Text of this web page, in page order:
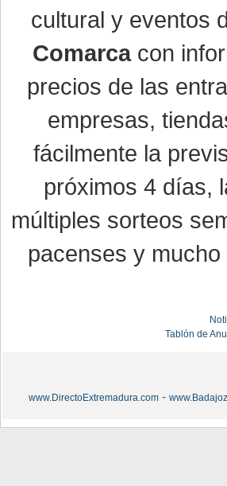
cultural y eventos
Comarcacon
precios de las
empresas,
fácilmente la
próximos 4 días,
múltiples sorteos
pacenses y
Tablón de
www.DirectoExtremadura.com -